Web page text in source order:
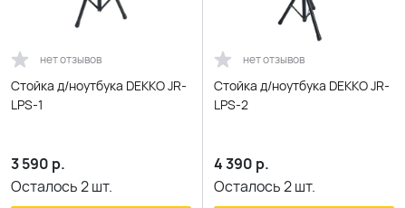
нет отзывов
Стойка д/ноутбука DEKKO JR-
LPS-1
3 590 р.
Осталось2шт.
нет отзывов
Стойка д/ноутбука DEKKO JR-
LPS-2
4 390 р.
Осталось2шт.